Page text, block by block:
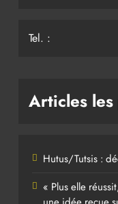
Tel. :
Articles
Hutus/Tutsis :
« Plus elle